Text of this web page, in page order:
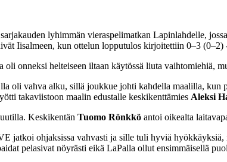
lyhimmän vieraspelimatkan Lapinlahdelle,
Iisalmeen, kun ottelun lopputulos kirjoitettiin 0–3 (0–2)
onneksi helteiseen iltaan käytössä liuta vaihtomiehiä,
oli vahva alku, sillä joukkue johti kahdella maalilla,
takaviistoon maalin edustalle keskikenttämies Aleksi
Keskikentän Tuomo Rönkkö antoi oikealta
jatkoi ohjaksissa vahvasti ja sille tuli hyviä
pelasivat nöyrästi eikä LaPalla ollut ensimmäisellä